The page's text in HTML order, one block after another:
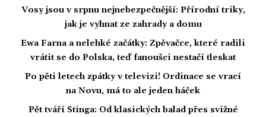
Vosy jsou v srpnu nejnebezpečnější: Přírodní triky,
jak je vyhnat ze zahrady a domu
Ewa Farna a nelehké začátky: Zpěvačce, které radili
vrátit se do Polska, teď fanoušci nestačí tleskat
Po pěti letech zpátky v televizi! Ordinace se vrací
na Novu, má to ale jeden háček
Pět tváří Stinga: Od klasických balad přes svižné